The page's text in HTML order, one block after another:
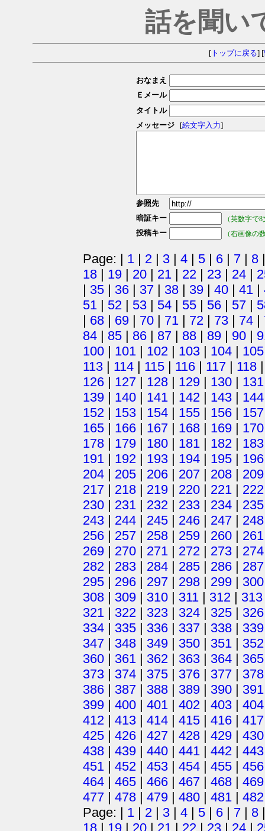
話を聞い
[トップに戻る] [
おなまえ
Ｅメール
タイトル
メッセージ
[絵文字入力]
参照先
暗証キー
（英数字で
投稿キー （右画像の
Page: | 1 | 2 | 3 | 4 | 5 | 6 | 7 | 8
18 | 19 | 20 | 21 | 22 | 23 | 24 |
| 35 | 36 | 37 | 38 | 39 | 40 | 41 |
51 | 52 | 53 | 54 | 55 | 56 | 57 |
| 68 | 69 | 70 | 71 | 72 | 73 | 74 |
84 | 85 | 86 | 87 | 88 | 89 | 90 |
100 | 101 | 102 | 103 | 104 | 105
113 | 114 | 115 | 116 | 117 | 118
126 | 127 | 128 | 129 | 130 | 131
139 | 140 | 141 | 142 | 143 | 144
152 | 153 | 154 | 155 | 156 | 157
165 | 166 | 167 | 168 | 169 | 170
178 | 179 | 180 | 181 | 182 | 183
191 | 192 | 193 | 194 | 195 | 196
204 | 205 | 206 | 207 | 208 | 209
217 | 218 | 219 | 220 | 221 | 222
230 | 231 | 232 | 233 | 234 | 235
243 | 244 | 245 | 246 | 247 | 248
256 | 257 | 258 | 259 | 260 | 261
269 | 270 | 271 | 272 | 273 | 274
282 | 283 | 284 | 285 | 286 | 287
295 | 296 | 297 | 298 | 299 | 300
308 | 309 | 310 | 311 | 312 | 313
321 | 322 | 323 | 324 | 325 | 326
334 | 335 | 336 | 337 | 338 | 339
347 | 348 | 349 | 350 | 351 | 352
360 | 361 | 362 | 363 | 364 | 365
373 | 374 | 375 | 376 | 377 | 378
386 | 387 | 388 | 389 | 390 | 391
399 | 400 | 401 | 402 | 403 | 404
412 | 413 | 414 | 415 | 416 | 417
425 | 426 | 427 | 428 | 429 | 430
438 | 439 | 440 | 441 | 442 | 443
451 | 452 | 453 | 454 | 455 | 456
464 | 465 | 466 | 467 | 468 | 469
477 | 478 | 479 | 480 | 481 | 482
Page: | 1 | 2 | 3 | 4 | 5 | 6 | 7 | 8
18 | 19 | 20 | 21 | 22 | 23 | 24 |